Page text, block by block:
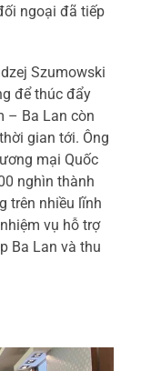
ngoại đã tiếp
Szumowski
để thúc đẩy
– Ba Lan còn
gian tới. Ông
mại Quốc
nghìn thành
trên nhiều lĩnh
vụ hỗ trợ
Ba Lan và thu